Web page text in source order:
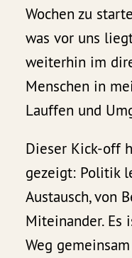
Wochen zu
was vor uns
weiterhin im
Menschen in
Lauffen und
Dieser Kick-off
gezeigt: Politik
Austausch, von
Miteinander. Es
Weg